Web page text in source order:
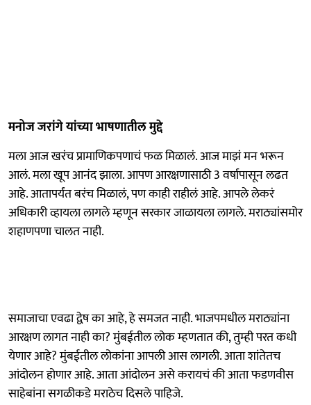
मनोज जरांगे यांच्या भाषणातील मुद्दे
मला आज खरंच प्रामाणिकपणाचं फळ मिळालं. आज माझं मन भरून
आलं. मला खूप आनंद झाला. आपण आरक्षणासाठी 3 वर्षापासून लढत
आहे. आतापर्यंत बरंच मिळालं, पण काही राहीलं आहे. आपले लेकरं
अधिकारी व्हायला लागले म्हणून सरकार जाळायला लागले. मराठ्यांसमोर
शहाणपणा चालत नाही.
समाजाचा एवढा द्वेष का आहे, हे समजत नाही. भाजपमधील मराठ्यांना
आरक्षण लागत नाही का? मुंबईतील लोक म्हणतात की, तुम्ही परत कधी
येणार आहे? मुंबईतील लोकांना आपली आस लागली. आता शांतेतच
आंदोलन होणार आहे. आता आंदोलन असे करायचं की आता फडणवीस
साहेबांना सगळीकडे मराठेच दिसले पाहिजे.